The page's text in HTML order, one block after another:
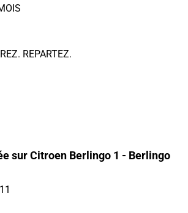
REPARTEZ.
sur Citroen Berlingo 1 - Berlingo